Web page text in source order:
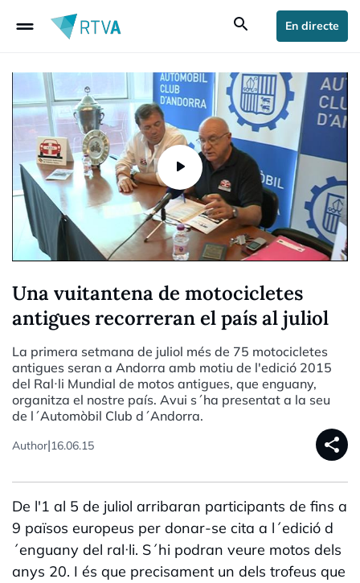
drag_handle search En directe
Una vuitantena de motocicletes
antigues recorreran el país al juliol
La primera setmana de juliol més de 75 motocicletes
antigues seran a Andorra amb motiu de l'edició 2015
del Ral·li Mundial de motos antigues, que enguany,
organitza el nostre país. Avui s´ha presentat a la seu
de l´Automòbil Club d´Andorra.
Author|16.06.15 share
De l'1 al 5 de juliol arribaran participants de fins a
9 països europeus per donar-se cita a l´edició d
´enguany del ral·li. S´hi podran veure motos dels
anys 20. I és que precisament un dels trofeus que